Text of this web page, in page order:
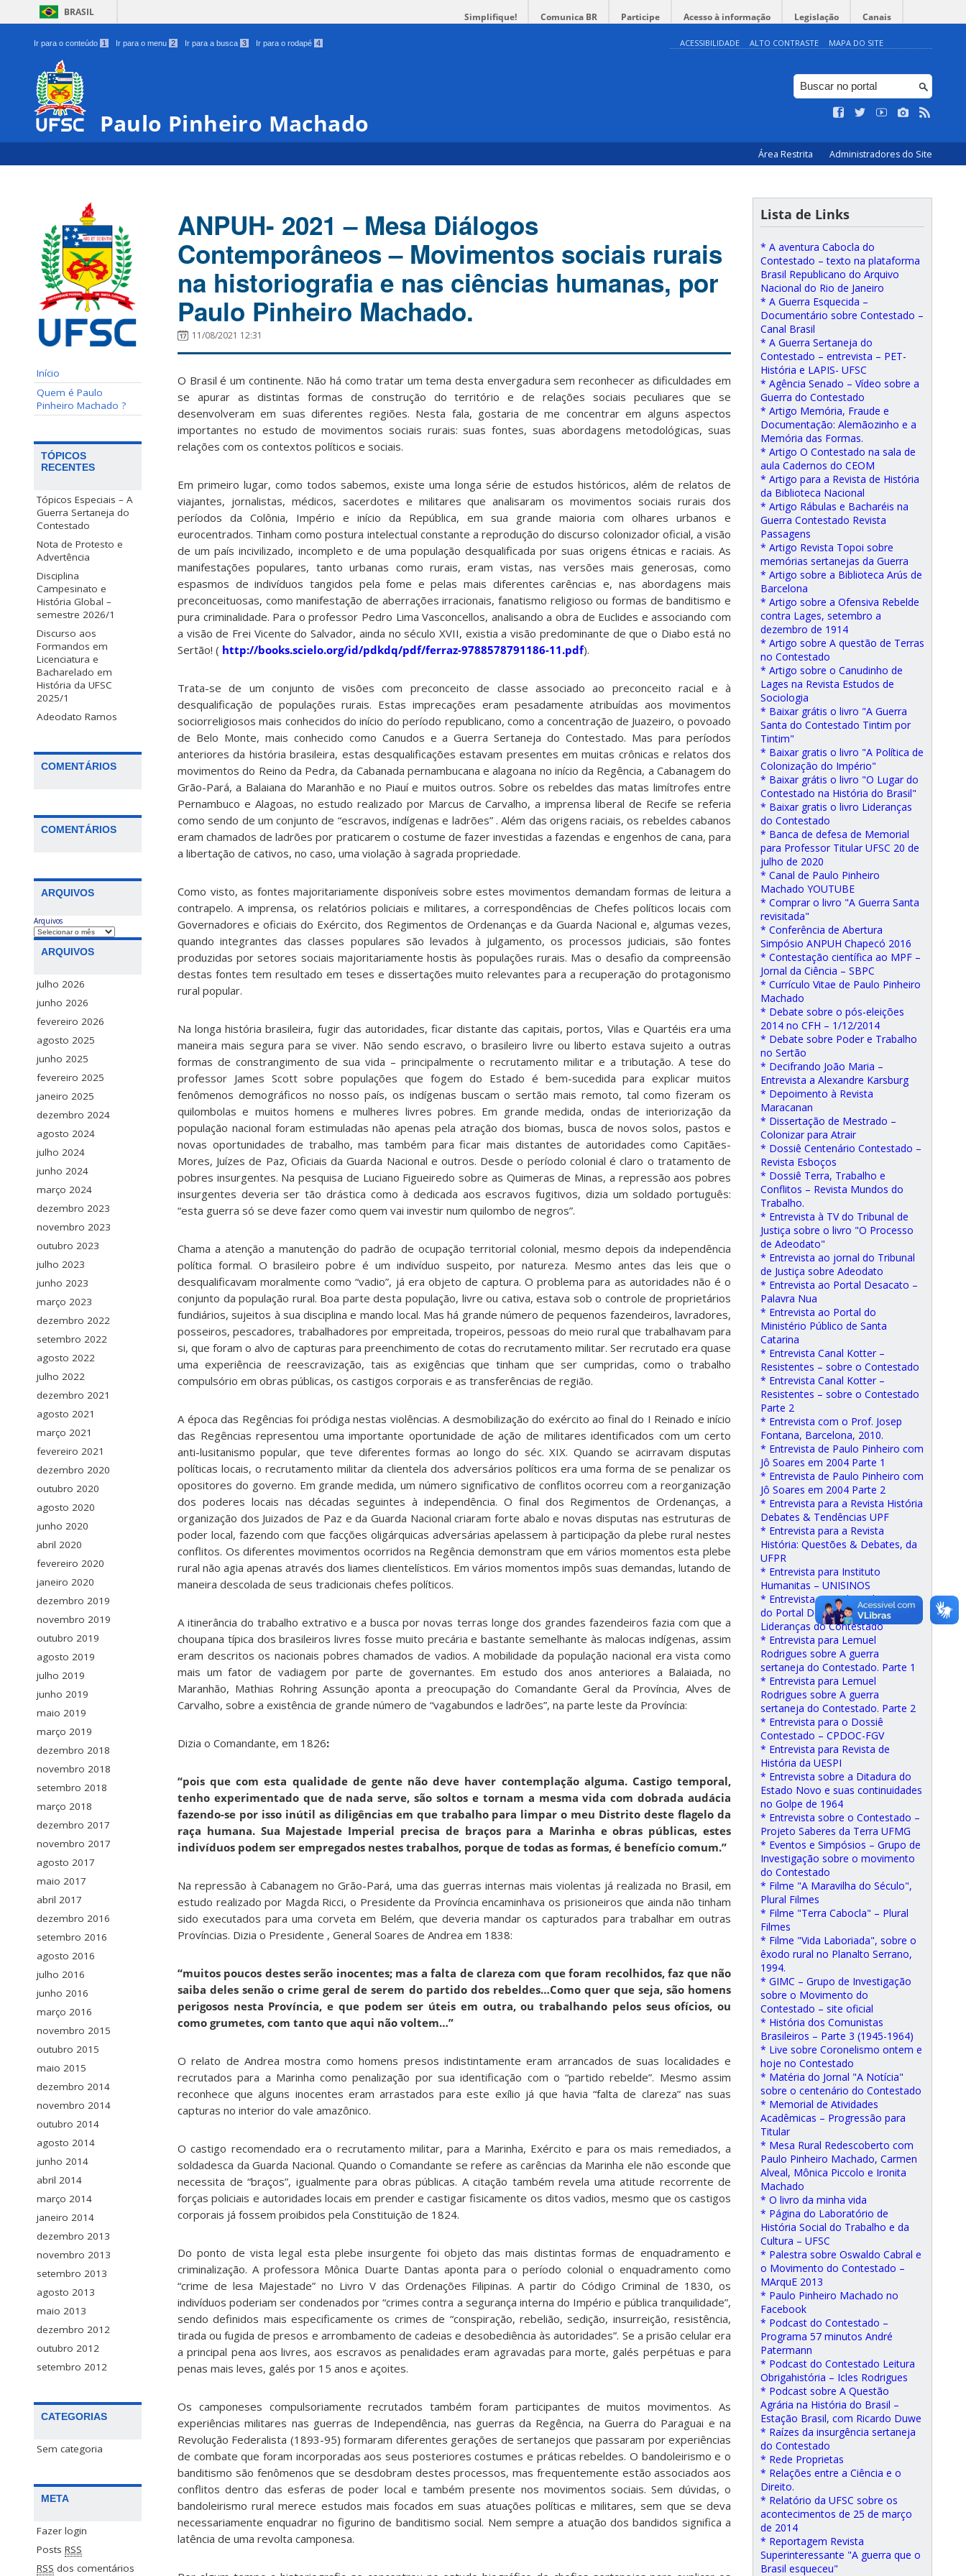
BRASIL Simplifique! Comunica BR Participe Acesso à informação Legislação Canais
Ir para o conteúdo 1 Ir para o menu 2 Ir para a busca 3 Ir para o rodapé 4 ACESSIBILIDADE ALTO CONTRASTE MAPA DO SITE
Paulo Pinheiro Machado
Área Restrita Administradores do Site
Início
Quem é Paulo
Pinheiro Machado ?
TÓPICOS
RECENTES
Tópicos Especiais – A
Guerra Sertaneja do
Contestado
Nota de Protesto e
Advertência
Disciplina
Campesinato e
História Global –
semestre 2026/1
Discurso aos
Formandos em
Licenciatura e
Bacharelado em
História da UFSC
2025/1
Adeodato Ramos
COMENTÁRIOS
COMENTÁRIOS
ARQUIVOS
Arquivos
ARQUIVOS
julho 2026
junho 2026
fevereiro 2026
agosto 2025
junho 2025
fevereiro 2025
janeiro 2025
dezembro 2024
agosto 2024
julho 2024
junho 2024
março 2024
dezembro 2023
novembro 2023
outubro 2023
julho 2023
junho 2023
março 2023
dezembro 2022
setembro 2022
agosto 2022
julho 2022
dezembro 2021
agosto 2021
março 2021
fevereiro 2021
dezembro 2020
outubro 2020
agosto 2020
junho 2020
abril 2020
fevereiro 2020
janeiro 2020
dezembro 2019
novembro 2019
outubro 2019
agosto 2019
julho 2019
junho 2019
maio 2019
março 2019
dezembro 2018
novembro 2018
setembro 2018
março 2018
dezembro 2017
novembro 2017
agosto 2017
maio 2017
abril 2017
dezembro 2016
setembro 2016
agosto 2016
julho 2016
junho 2016
março 2016
novembro 2015
outubro 2015
maio 2015
dezembro 2014
novembro 2014
outubro 2014
agosto 2014
junho 2014
abril 2014
março 2014
janeiro 2014
dezembro 2013
novembro 2013
setembro 2013
agosto 2013
maio 2013
dezembro 2012
outubro 2012
setembro 2012
CATEGORIAS
Sem categoria
META
Fazer login
Posts RSS
RSS dos comentários
ANPUH- 2021 – Mesa Diálogos
Contemporâneos – Movimentos sociais rurais
na historiografia e nas ciências humanas, por
Paulo Pinheiro Machado.
11/08/2021 12:31
O Brasil é um continente. Não há como tratar um tema desta envergadura sem reconhecer as dificuldades em
se apurar as distintas formas de construção do território e de relações sociais peculiares que se
desenvolveram em suas diferentes regiões. Nesta fala, gostaria de me concentrar em alguns aspectos
importantes no estudo de movimentos sociais rurais: suas fontes, suas abordagens metodológicas, suas
relações com os contextos políticos e sociais.
Em primeiro lugar, como todos sabemos, existe uma longa série de estudos históricos, além de relatos de
viajantes, jornalistas, médicos, sacerdotes e militares que analisaram os movimentos sociais rurais dos
períodos da Colônia, Império e início da República, em sua grande maioria com olhares urbanos e
eurocentrados. Tinham como postura intelectual constante a reprodução do discurso colonizador oficial, a visão
de um país incivilizado, incompleto e de uma população desqualificada por suas origens étnicas e raciais. As
manifestações populares, tanto urbanas como rurais, eram vistas, nas versões mais generosas, como
espasmos de indivíduos tangidos pela fome e pelas mais diferentes carências e, nas abordagens mais
preconceituosas, como manifestação de aberrações irracionais, fanatismo religioso ou formas de banditismo e
pura criminalidade. Para o professor Pedro Lima Vasconcellos, analisando a obra de Euclides e associando com
a visão de Frei Vicente do Salvador, ainda no século XVII, existia a visão predominante de que o Diabo está no
Sertão! ( http://books.scielo.org/id/pdkdq/pdf/ferraz-9788578791186-11.pdf).
Trata-se de um conjunto de visões com preconceito de classe associado ao preconceito racial e à
desqualificação de populações rurais. Estas imprecações eram pesadamente atribuídas aos movimentos
sociorreligiosos mais conhecidos do início do período republicano, como a concentração de Juazeiro, o povoado
de Belo Monte, mais conhecido como Canudos e a Guerra Sertaneja do Contestado. Mas para períodos
anteriores da história brasileira, estas desqualificações estavam presentes em muitas crônicas e relatos dos
movimentos do Reino da Pedra, da Cabanada pernambucana e alagoana no início da Regência, a Cabanagem do
Grão-Pará, a Balaiana do Maranhão e no Piauí e muitos outros. Sobre os rebeldes das matas limítrofes entre
Pernambuco e Alagoas, no estudo realizado por Marcus de Carvalho, a imprensa liberal de Recife se referia
como sendo de um conjunto de “escravos, indígenas e ladrões” . Além das origens raciais, os rebeldes cabanos
eram chamados de ladrões por praticarem o costume de fazer investidas a fazendas e engenhos de cana, para
a libertação de cativos, no caso, uma violação à sagrada propriedade.
Como visto, as fontes majoritariamente disponíveis sobre estes movimentos demandam formas de leitura a
contrapelo. A imprensa, os relatórios policiais e militares, a correspondências de Chefes políticos locais com
Governadores e oficiais do Exército, dos Regimentos de Ordenanças e da Guarda Nacional e, algumas vezes,
quando integrantes das classes populares são levados à julgamento, os processos judiciais, são fontes
produzidas por setores sociais majoritariamente hostis às populações rurais. Mas o desafio da compreensão
destas fontes tem resultado em teses e dissertações muito relevantes para a recuperação do protagonismo
rural popular.
Na longa história brasileira, fugir das autoridades, ficar distante das capitais, portos, Vilas e Quartéis era uma
maneira mais segura para se viver. Não sendo escravo, o brasileiro livre ou liberto estava sujeito a outras
formas de constrangimento de sua vida – principalmente o recrutamento militar e a tributação. A tese do
professor James Scott sobre populações que fogem do Estado é bem-sucedida para explicar muitos
fenômenos demográficos no nosso país, os indígenas buscam o sertão mais remoto, tal como fizeram os
quilombolas e muitos homens e mulheres livres pobres. Em grande medida, ondas de interiorização da
população nacional foram estimuladas não apenas pela atração dos biomas, busca de novos solos, pastos e
novas oportunidades de trabalho, mas também para ficar mais distantes de autoridades como Capitães-
Mores, Juízes de Paz, Oficiais da Guarda Nacional e outros. Desde o período colonial é claro o tratamento de
pobres insurgentes. Na pesquisa de Luciano Figueiredo sobre as Quimeras de Minas, a repressão aos pobres
insurgentes deveria ser tão drástica como à dedicada aos escravos fugitivos, dizia um soldado português:
“esta guerra só se deve fazer como quem vai investir num quilombo de negros”.
Chama a atenção a manutenção do padrão de ocupação territorial colonial, mesmo depois da independência
política formal. O brasileiro pobre é um indivíduo suspeito, por natureza. Mesmo antes das leis que o
desqualificavam moralmente como “vadio”, já era objeto de captura. O problema para as autoridades não é o
conjunto da população rural. Boa parte desta população, livre ou cativa, estava sob o controle de proprietários
fundiários, sujeitos à sua disciplina e mando local. Mas há grande número de pequenos fazendeiros, lavradores,
posseiros, pescadores, trabalhadores por empreitada, tropeiros, pessoas do meio rural que trabalhavam para
si, que foram o alvo de capturas para preenchimento de cotas do recrutamento militar. Ser recrutado era quase
uma experiência de reescravização, tais as exigências que tinham que ser cumpridas, como o trabalho
compulsório em obras públicas, os castigos corporais e as transferências de região.
A época das Regências foi pródiga nestas violências. A desmobilização do exército ao final do I Reinado e início
das Regências representou uma importante oportunidade de ação de militares identificados com um certo
anti-lusitanismo popular, que teve diferentes formas ao longo do séc. XIX. Quando se acirravam disputas
políticas locais, o recrutamento militar da clientela dos adversários políticos era uma forma de se penalizar os
opositores do governo. Em grande medida, um número significativo de conflitos ocorreu com a reorganização
dos poderes locais nas décadas seguintes à independência. O final dos Regimentos de Ordenanças, a
organização dos Juizados de Paz e da Guarda Nacional criaram forte abalo e novas disputas nas estruturas de
poder local, fazendo com que facções oligárquicas adversárias apelassem à participação da plebe rural nestes
conflitos. Os diferentes movimentos ocorridos na Regência demonstram que em vários momentos esta plebe
rural não agia apenas através dos liames clientelísticos. Em vários momentos impôs suas demandas, lutando de
maneira descolada de seus tradicionais chefes políticos.
A itinerância do trabalho extrativo e a busca por novas terras longe dos grandes fazendeiros fazia com que a
choupana típica dos brasileiros livres fosse muito precária e bastante semelhante às malocas indígenas, assim
eram descritos os nacionais pobres chamados de vadios. A mobilidade da população nacional era vista como
mais um fator de vadiagem por parte de governantes. Em estudo dos anos anteriores a Balaiada, no
Maranhão, Mathias Rohring Assunção aponta a preocupação do Comandante Geral da Província, Alves de
Carvalho, sobre a existência de grande número de “vagabundos e ladrões”, na parte leste da Província:
Dizia o Comandante, em 1826:
“pois que com esta qualidade de gente não deve haver contemplação alguma. Castigo temporal,
tenho experimentado que de nada serve, são soltos e tornam a mesma vida com dobrada audácia
fazendo-se por isso inútil as diligências em que trabalho para limpar o meu Distrito deste flagelo da
raça humana. Sua Majestade Imperial precisa de braços para a Marinha e obras públicas, estes
indivíduos podem ser empregados nestes trabalhos, porque de todas as formas, é benefício comum.”
Na repressão à Cabanagem no Grão-Pará, uma das guerras internas mais violentas já realizada no Brasil, em
estudo realizado por Magda Ricci, o Presidente da Província encaminhava os prisioneiros que ainda não tinham
sido executados para uma corveta em Belém, que deveria mandar os capturados para trabalhar em outras
Províncias. Dizia o Presidente , General Soares de Andrea em 1838:
“muitos poucos destes serão inocentes; mas a falta de clareza com que foram recolhidos, faz que não
saiba deles senão o crime geral de serem do partido dos rebeldes…Como quer que seja, são homens
perigosos nesta Província, e que podem ser úteis em outra, ou trabalhando pelos seus ofícios, ou
como grumetes, com tanto que aqui não voltem…”
O relato de Andrea mostra como homens presos indistintamente eram arrancados de suas localidades e
recrutados para a Marinha como penalização por sua identificação com o “partido rebelde”. Mesmo assim
reconhece que alguns inocentes eram arrastados para este exílio já que havia “falta de clareza” nas suas
capturas no interior do vale amazônico.
O castigo recomendado era o recrutamento militar, para a Marinha, Exército e para os mais remediados, a
soldadesca da Guarda Nacional. Quando o Comandante se refere as carências da Marinha ele não esconde que
necessita de “braços”, igualmente para obras públicas. A citação também revela uma atitude recorrente de
forças policiais e autoridades locais em prender e castigar fisicamente os ditos vadios, mesmo que os castigos
corporais já fossem proibidos pela Constituição de 1824.
Do ponto de vista legal esta plebe insurgente foi objeto das mais distintas formas de enquadramento e
criminalização. A professora Mônica Duarte Dantas aponta para o período colonial o enquadramento como
“crime de lesa Majestade” no Livro V das Ordenações Filipinas. A partir do Código Criminal de 1830, os
indivíduos poderiam ser condenados por “crimes contra a segurança interna do Império e pública tranquilidade”,
sendo definidos mais especificamente os crimes de “conspiração, rebelião, sedição, insurreição, resistência,
tirada ou fugida de presos e arrombamento de cadeias e desobediência às autoridades”. Se a prisão celular era
a principal pena aos livres, aos escravos as penalidades eram agravadas para morte, galés perpétuas e para
penas mais leves, galés por 15 anos e açoites.
Os camponeses compulsoriamente recrutados também foram participantes de muitos movimentos. As
experiências militares nas guerras de Independência, nas guerras da Regência, na Guerra do Paraguai e na
Revolução Federalista (1893-95) formaram diferentes gerações de sertanejos que passaram por experiências
de combate que foram incorporadas aos seus posteriores costumes e práticas rebeldes. O bandoleirismo e o
banditismo são fenômenos que se desdobram destes processos, mas frequentemente estão associados aos
conflitos dentro das esferas de poder local e também presente nos movimentos sociais. Sem dúvidas, o
bandoleirismo rural merece estudos mais focados em suas atuações políticas e militares, sem que se deva
necessariamente enquadrar no figurino de banditismo social. Nem sempre a atuação dos bandidos significa a
latência de uma revolta camponesa.
Lista de Links
* A aventura Cabocla do
Contestado – texto na plataforma
Brasil Republicano do Arquivo
Nacional do Rio de Janeiro
* A Guerra Esquecida –
Documentário sobre Contestado –
Canal Brasil
* A Guerra Sertaneja do
Contestado – entrevista – PET-
História e LAPIS- UFSC
* Agência Senado – Vídeo sobre a
Guerra do Contestado
* Artigo Memória, Fraude e
Documentação: Alemãozinho e a
Memória das Formas.
* Artigo O Contestado na sala de
aula Cadernos do CEOM
* Artigo para a Revista de História
da Biblioteca Nacional
* Artigo Rábulas e Bacharéis na
Guerra Contestado Revista
Passagens
* Artigo Revista Topoi sobre
memórias sertanejas da Guerra
* Artigo sobre a Biblioteca Arús de
Barcelona
* Artigo sobre a Ofensiva Rebelde
contra Lages, setembro a
dezembro de 1914
* Artigo sobre A questão de Terras
no Contestado
* Artigo sobre o Canudinho de
Lages na Revista Estudos de
Sociologia
* Baixar grátis o livro "A Guerra
Santa do Contestado Tintim por
Tintim"
* Baixar gratis o livro "A Política de
Colonização do Império"
* Baixar grátis o livro "O Lugar do
Contestado na História do Brasil"
* Baixar gratis o livro Lideranças
do Contestado
* Banca de defesa de Memorial
para Professor Titular UFSC 20 de
julho de 2020
* Canal de Paulo Pinheiro
Machado YOUTUBE
* Comprar o livro "A Guerra Santa
revisitada"
* Conferência de Abertura
Simpósio ANPUH Chapecó 2016
* Contestação científica ao MPF –
Jornal da Ciência – SBPC
* Currículo Vitae de Paulo Pinheiro
Machado
* Debate sobre o pós-eleições
2014 no CFH – 1/12/2014
* Debate sobre Poder e Trabalho
no Sertão
* Decifrando João Maria –
Entrevista a Alexandre Karsburg
* Depoimento à Revista
Maracanan
* Dissertação de Mestrado –
Colonizar para Atrair
* Dossiê Centenário Contestado –
Revista Esboços
* Dossiê Terra, Trabalho e
Conflitos – Revista Mundos do
Trabalho.
* Entrevista à TV do Tribunal de
Justiça sobre o livro "O Processo
de Adeodato"
* Entrevista ao jornal do Tribunal
de Justiça sobre Adeodato
* Entrevista ao Portal Desacato –
Palavra Nua
* Entrevista ao Portal do
Ministério Público de Santa
Catarina
* Entrevista Canal Kotter –
Resistentes – sobre o Contestado
* Entrevista Canal Kotter –
Resistentes – sobre o Contestado
Parte 2
* Entrevista com o Prof. Josep
Fontana, Barcelona, 2010.
* Entrevista de Paulo Pinheiro com
Jô Soares em 2004 Parte 1
* Entrevista de Paulo Pinheiro com
Jô Soares em 2004 Parte 2
* Entrevista para a Revista História
Debates & Tendências UPF
* Entrevista para a Revista
História: Questões & Debates, da
UFPR
* Entrevista para Instituto
Humanitas – UNISINOS
* Entrevista para Jilson de Souza,
do Portal Desacato, sobre as
Lideranças do Contestado
* Entrevista para Lemuel
Rodrigues sobre A guerra
sertaneja do Contestado. Parte 1
* Entrevista para Lemuel
Rodrigues sobre A guerra
sertaneja do Contestado. Parte 2
* Entrevista para o Dossiê
Contestado – CPDOC-FGV
* Entrevista para Revista de
História da UESPI
* Entrevista sobre a Ditadura do
Estado Novo e suas continuidades
no Golpe de 1964
* Entrevista sobre o Contestado –
Projeto Saberes da Terra UFMG
* Eventos e Simpósios – Grupo de
Investigação sobre o movimento
do Contestado
* Filme "A Maravilha do Século",
Plural Filmes
* Filme "Terra Cabocla" – Plural
Filmes
* Filme "Vida Laboriada", sobre o
êxodo rural no Planalto Serrano,
1994.
* GIMC – Grupo de Investigação
sobre o Movimento do
Contestado – site oficial
* História dos Comunistas
Brasileiros – Parte 3 (1945-1964)
* Live sobre Coronelismo ontem e
hoje no Contestado
* Matéria do Jornal "A Notícia"
sobre o centenário do Contestado
* Memorial de Atividades
Acadêmicas – Progressão para
Titular
* Mesa Rural Redescoberto com
Paulo Pinheiro Machado, Carmen
Alveal, Mônica Piccolo e Ironita
Machado
* O livro da minha vida
* Página do Laboratório de
História Social do Trabalho e da
Cultura – UFSC
* Palestra sobre Oswaldo Cabral e
o Movimento do Contestado –
MArquE 2013
* Paulo Pinheiro Machado no
Facebook
* Podcast do Contestado –
Programa 57 minutos André
Patermann
* Podcast do Contestado Leitura
Obrigahistória – Icles Rodrigues
* Podcast sobre A Questão
Agrária na História do Brasil –
Estação Brasil, com Ricardo Duwe
* Raízes da insurgência sertaneja
do Contestado
* Rede Proprietas
* Relações entre a Ciência e o
Direito.
* Relatório da UFSC sobre os
acontecimentos de 25 de março
de 2014
* Reportagem Revista
Superinteressante "A guerra que o
Brasil esqueceu"